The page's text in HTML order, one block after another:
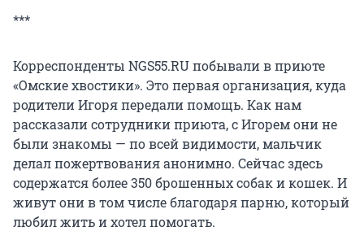
***
Корреспонденты NGS55.RU побывали в приюте
«Омские хвостики». Это первая организация, куда
родители Игоря передали помощь. Как нам
рассказали сотрудники приюта, с Игорем они не
были знакомы — по всей видимости, мальчик
делал пожертвования анонимно. Сейчас здесь
содержатся более 350 брошенных собак и кошек. И
живут они в том числе благодаря парню, который
любил жить и хотел помогать.